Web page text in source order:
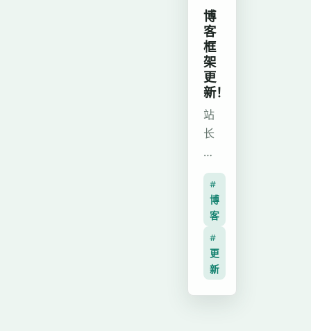
类
标
签
的
迁
适
配。
文
末
附
主
页
神
秘
彩
能
调
优
与
框
架
迭
代
工
作，
致
力
于
打
磨
博
客
框
架
更
新！
站
长
将
博
客
从
Valaxy
迁
移
至
#
博
客
#
更
新